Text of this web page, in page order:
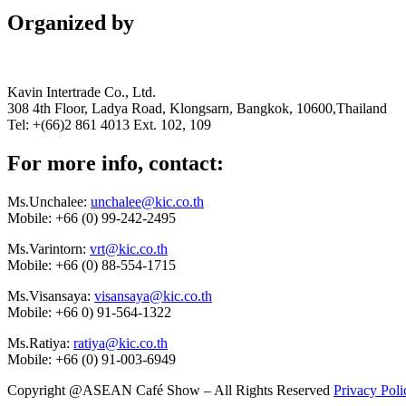
Organized by
Kavin Intertrade Co., Ltd.
308 4th Floor, Ladya Road, Klongsarn, Bangkok, 10600,Thailand
Tel: +(66)2 861 4013 Ext. 102, 109
For more info, contact:
Ms.Unchalee: unchalee@kic.co.th
Mobile: +66 (0) 99-242-2495
Ms.Varintorn: vrt@kic.co.th
Mobile: +66 (0) 88-554-1715
Ms.Visansaya: visansaya@kic.co.th
Mobile: +66 0) 91-564-1322
Ms.Ratiya: ratiya@kic.co.th
Mobile: +66 (0) 91-003-6949
Copyright @ASEAN Café Show – All Rights Reserved Privacy